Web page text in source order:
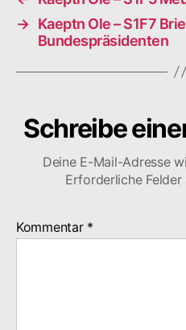
→ Kaeptn Ole – S1F7
Bundespräsidenten
Schreibe
Deine E-Mail-Adresse
Erforderliche Felder
Kommentar *